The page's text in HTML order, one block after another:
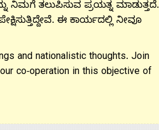
ನಿಮಗೆ ತಲುಪಿಸುವ ಪ್ರಯತ್ನ ಮಾಡುತ್ತದೆ.
ಈ ಕಾರ್ಯದಲ್ಲಿ ನೀವೂ
and nationalistic thoughts. Join
co-operation in this objective of